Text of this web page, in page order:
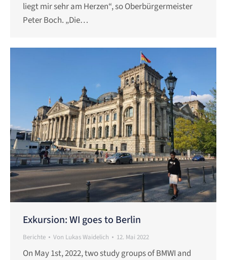
liegt mir sehr am Herzen“, so Oberbürgermeister
Peter Boch. „Die…
Exkursion: WI goes to Berlin
Berichte Von Lukas Waidelich 12. Mai 2022
On May 1st, 2022, two study groups of BMWI and